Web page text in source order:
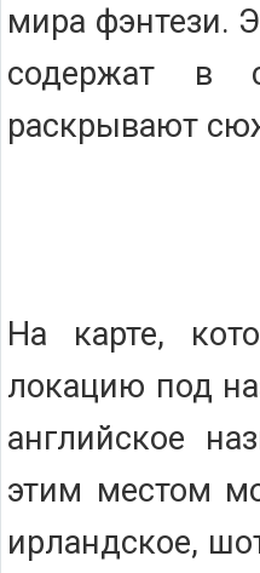
мира фэнтези.
содержат в
раскрывают
На карте,
локацию под
английское
этим местом
ирландское,